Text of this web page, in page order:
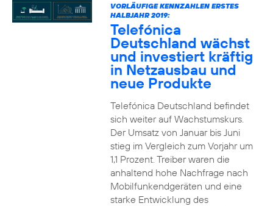
VORLÄUFIGE KENNZAHLEN ERSTES
HALBJAHR 2019:
Telefónica
Deutschland wächst
und investiert kräftig
in Netzausbau und
neue Produkte
Telefónica Deutschland befindet
sich weiter auf Wachstumskurs.
Der Umsatz von Januar bis Juni
stieg im Vergleich zum Vorjahr um
1,1 Prozent. Treiber waren die
anhaltend hohe Nachfrage nach
Mobilfunkendgeräten und eine
starke Entwicklung des